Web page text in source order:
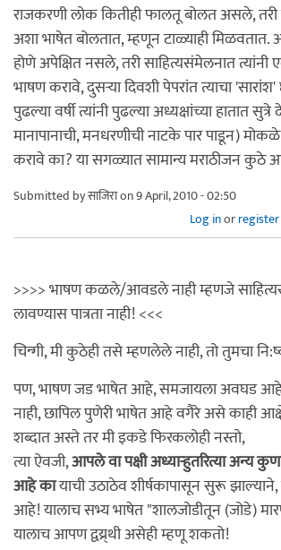
राजकरणी लोक कितीही फालतू बोलत असले,
अशा भाषेत बोलतात, म्हणून टाळ्याही मिळवतात.
होणे अपेक्षित नसले, तरी साहित्यसंमेलनात
भाषण करावे, दुसर्‍या दिवशी पेपरांत त्याचा
पुढल्या वर्षी त्यांनी पुढल्या अध्यक्षांच्या हातात
मानापानाची, मनधरणीची नाटके पार पाडून)
करावे का? या सगळ्यात सामान्य मराठीजन कुठे
Submitted byसाजिराon 9 April, 2010 - 02:50
Log inorregister
>>>> भाषण कळले/आवडले नाही म्हणजे
लावण्यास पात्रता नाही! <<<
चिन्गी, मी कुठेही तसे म्हणलेले नाही, तो तुमचा
पण, भाषण जड भाषेत आहे, समजायला अवघड
नाही, छापिल पुणेरी भाषेत आहे वगैरे असे काही
शब्दात अस्ते तर मी इकडे फिरकलोही नस्तो,
त्या ऐवजी,आपले वा पक्षी अध्यार्‍हुतरित्या अन्य
आहे कायाची उठाठेव शीर्षकापासून सुरू झाल्याने,
आहे! यालाच सभ्य भाषेत "शालजोडीतून (जोडे)
यालाच आपण द्वय्र्थी असेही म्हणू शकतो!